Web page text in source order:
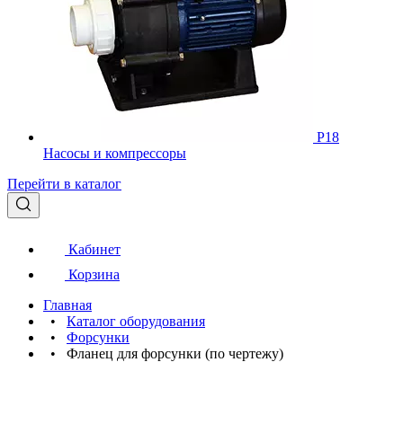
Р18
Насосы и компрессоры
Перейти в каталог
Кабинет
Корзина
Главная
• Каталог оборудования
• Форсунки
• Фланец для форсунки (по чертежу)